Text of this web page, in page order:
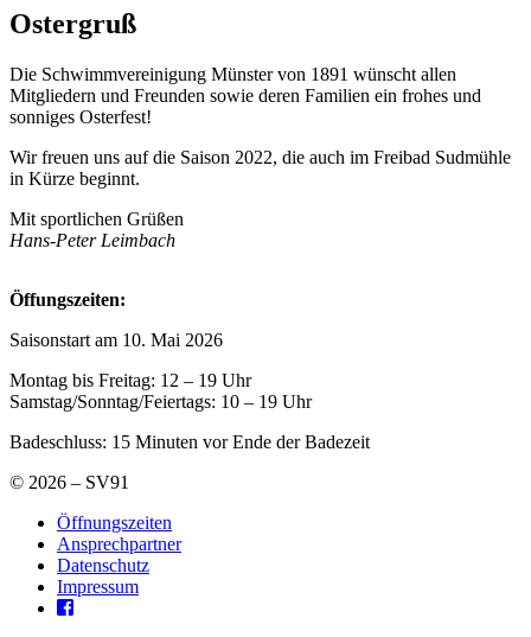
Ostergruß
Die Schwimmvereinigung Münster von 1891 wünscht allen
Mitgliedern und Freunden sowie deren Familien ein frohes und
sonniges Osterfest!
Wir freuen uns auf die Saison 2022, die auch im Freibad Sudmühle
in Kürze beginnt.
Mit sportlichen Grüßen
Hans-Peter Leimbach
Öffungszeiten:
Saisonstart am 10. Mai 2026
Montag bis Freitag: 12 – 19 Uhr
Samstag/Sonntag/Feiertags: 10 – 19 Uhr
Badeschluss: 15 Minuten vor Ende der Badezeit
© 2026 – SV91
Öffnungszeiten
Ansprechpartner
Datenschutz
Impressum